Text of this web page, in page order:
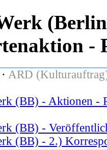
-
· ARD
(BB) - Aktionen -
(BB) -
(BB) - 2.)